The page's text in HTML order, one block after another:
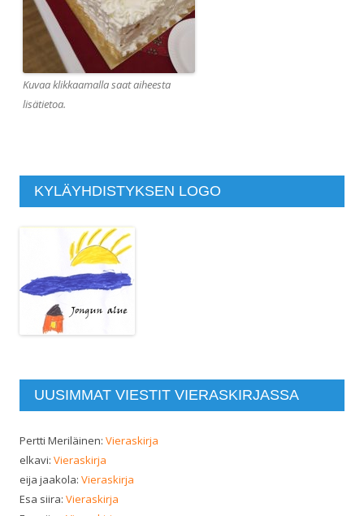
Kuvaa klikkaamalla saat aiheesta
lisätietoa.
KYLÄYHDISTYKSEN LOGO
UUSIMMAT VIESTIT VIERASKIRJASSA
Pertti Meriläinen: Vieraskirja
elkavi: Vieraskirja
eija jaakola: Vieraskirja
Esa siira: Vieraskirja